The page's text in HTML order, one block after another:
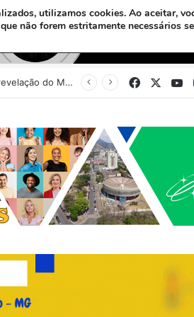
Sinédrio faz petição formal a Deus pela revelação do Messias e construção do 3º Templo Facebook
utilizamos cookies. Ao aceitar,
não forem estritamente necessários